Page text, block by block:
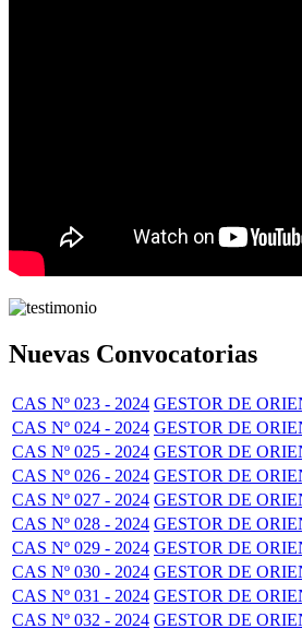
Nuevas Convocatorias
CAS Nº 023 - 2024 GESTOR DE
CAS Nº 024 - 2024 GESTOR DE
CAS Nº 025 - 2024 GESTOR DE
CAS Nº 026 - 2024 GESTOR DE
CAS Nº 027 - 2024 GESTOR DE
CAS Nº 028 - 2024 GESTOR DE
CAS Nº 029 - 2024 GESTOR DE
CAS Nº 030 - 2024 GESTOR DE
CAS Nº 031 - 2024 GESTOR DE
CAS Nº 032 - 2024 GESTOR DE